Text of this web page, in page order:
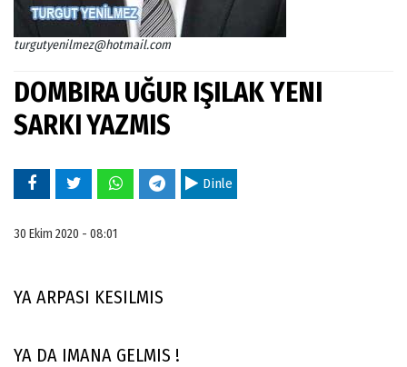
turgutyenilmez@hotmail.com
DOMBIRA UĞUR IŞILAK YENI
SARKI YAZMIS
Dinle
30 Ekim 2020 - 08:01
YA ARPASI KESILMIS
YA DA IMANA GELMIS !